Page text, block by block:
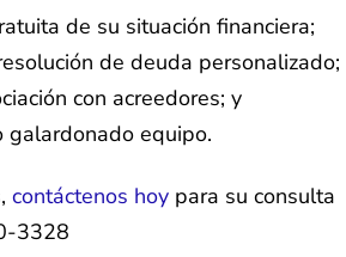
de su situación financiera;
de deuda personalizado;
con acreedores; y
galardonado equipo.
contáctenos hoy para su consulta
3328